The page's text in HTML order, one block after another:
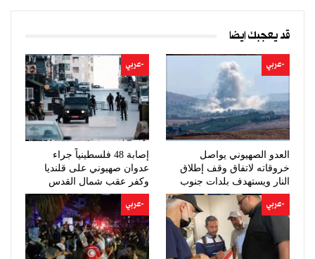
قد يعجبك ايضا
-عربي
العدو الصهيوني يواصل
خروقاته لاتفاق وقف إطلاق
النار ويستهدف بلدات جنوب
لبنان
-عربي
إصابة 48 فلسطينياً جراء
عدوان صهيوني على قلنديا
وكفر عقب شمال القدس
-عربي -عربي